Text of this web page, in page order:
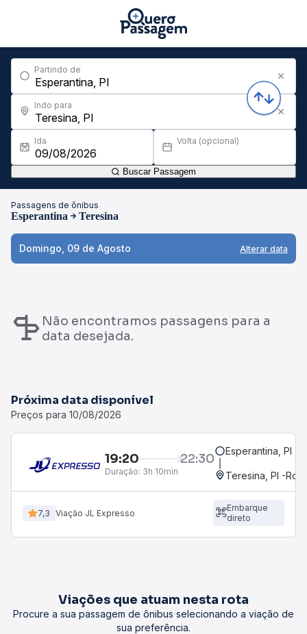
Partindo de
Indo para
Ida Volta (opcional)
Buscar Passagem
Passagens de ônibus
Esperantina Teresina
Domingo, 09 de Agosto Alterar data
Não encontramos passagens para a
data desejada.
Próxima data disponível
Preços para 10/08/2026
19:20 22:30
Duração: 3h 10min
Esperantina, PI
Teresina, PI -
7,3 Viação JL Expresso
Embarque
direto
Viações que atuam nesta rota
Procure a sua passagem de ônibus selecionando a viação de
sua preferência.